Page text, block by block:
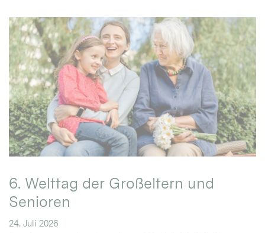
6. Welttag der Großeltern und
Senioren
24. Juli 2026